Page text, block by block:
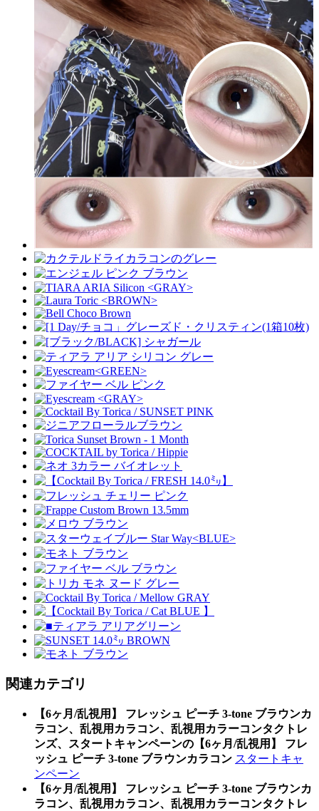
関連カテゴリ
【6ヶ月/乱視用】 フレッシュ ピーチ 3-tone ブラウンカ
ラコン、乱視用カラコン、乱視用カラーコンタクトレ
ンズ、スタートキャンペーンの【6ヶ月/乱視用】 フレ
ッシュ ピーチ 3-tone ブラウンカラコン スタートキャ
ンペーン
【6ヶ月/乱視用】 フレッシュ ピーチ 3-tone ブラウンカ
ラコン、乱視用カラコン、乱視用カラーコンタクトレ